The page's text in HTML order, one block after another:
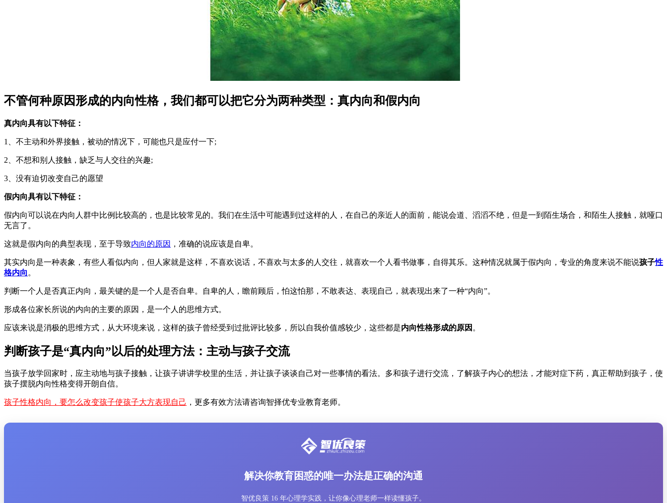
不管何种原因形成的内向性格，我们都可以把它分为两种类型：真内向和假内向
真内向具有以下特征：
1、不主动和外界接触，被动的情况下，可能也只是应付一下;
2、不想和别人接触，缺乏与人交往的兴趣;
3、没有迫切改变自己的愿望
假内向具有以下特征：
假内向可以说在内向人群中比例比较高的，也是比较常见的。我们在生活中可能遇到过这样的人，在自己的亲近人的面前，能说会道、滔滔不绝，但是一到陌生场合，和陌生人接触，就哑口
无言了。
这就是假内向的典型表现，至于导致内向的原因 ，准确的说应该是自卑。
其实内向是一种表象，有些人看似内向，但人家就是这样，不喜欢说话，不喜欢与太多的人交往，就喜欢一个人看书做事，自得其乐。这种情况就属于假内向，专业的角度来说不能说孩子性
格内向 。
判断一个人是否真正内向，最关键的是一个人是否自卑。自卑的人，瞻前顾后，怕这怕那，不敢表达、表现自己，就表现出来了一种“内向”。
形成各位家长所说的内向的主要的原因，是一个人的思维方式。
应该来说是消极的思维方式，从大环境来说，这样的孩子曾经受到过批评比较多，所以自我价值感较少，这些都是内向性格形成的原因 。
判断孩子是“真内向”以后的处理方法：主动与孩子交流
当孩子放学回家时，应主动地与孩子接触，让孩子讲讲学校里的生活，并让孩子谈谈自己对一些事情的看法。多和孩子进行交流，了解孩子内心的想法，才能对症下药，真正帮助到孩子，使
孩子摆脱内向性格变得开朗自信。
孩子性格内向，要怎么改变孩子使孩子大方表现自己 ，更多有效方法请咨询智择优专业教育老师。
解决你教育困惑的唯一办法是正确的沟通
智优良策 16 年心理学实践，让你像心理老师一样读懂孩子。